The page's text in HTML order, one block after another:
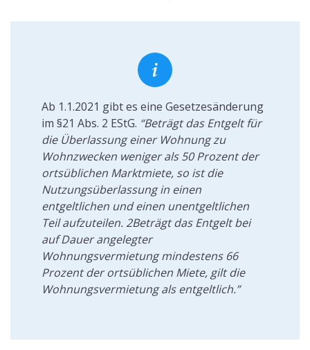
Ab 1.1.2021 gibt es eine Gesetzesänderung
im §21 Abs. 2 EStG. “Beträgt das Entgelt für
die Überlassung einer Wohnung zu
Wohnzwecken weniger als 50 Prozent der
ortsüblichen Marktmiete, so ist die
Nutzungsüberlassung in einen
entgeltlichen und einen unentgeltlichen
Teil aufzuteilen. 2Beträgt das Entgelt bei
auf Dauer angelegter
Wohnungsvermietung mindestens 66
Prozent der ortsüblichen Miete, gilt die
Wohnungsvermietung als entgeltlich.”